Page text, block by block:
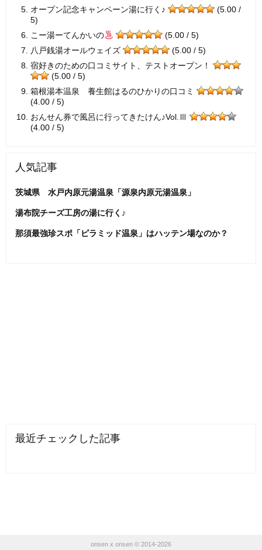
オープン記念キャンペーン湯に行く♪
(5.00 /
5)
こー湯ーてんかいの
(5.00 / 5)
八戸銭湯オールウェイズ
(5.00 / 5)
宿好きのための口コミサイト、テストオープン！
(5.00 / 5)
箱根湯本温泉 養生館はるのひかりの口コミ
(4.00 / 5)
おんせん券で風呂に行ってきたけん♪Vol.Ⅲ
(4.00 / 5)
人気記事
茨城県 水戸内原元湯温泉「源泉内原元湯温泉」
湯布院チーズ工房の湯に行く♪
那須最強珍スポ「ピラミッド温泉」はハッテン場なのか？
最近チェックした記事
onsen x onsen © 2014-2026